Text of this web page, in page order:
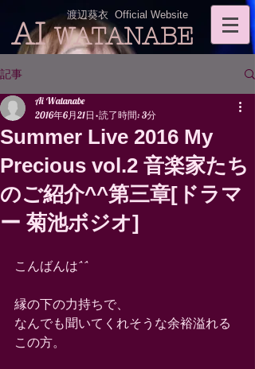
AI WATANABE
渡辺葵衣 Official Website
記事
Summer Live 2016 My
Precious vol.2 音楽家たち
のご紹介^^第三章[ドラマ
ー 菊池ボジオ]
Ai Watanabe
2016年6月21日 読了時間: 3分
こんばんは^^
縁の下の力持ちで、
なんでも聞いてくれそうな余裕溢れる
この方。